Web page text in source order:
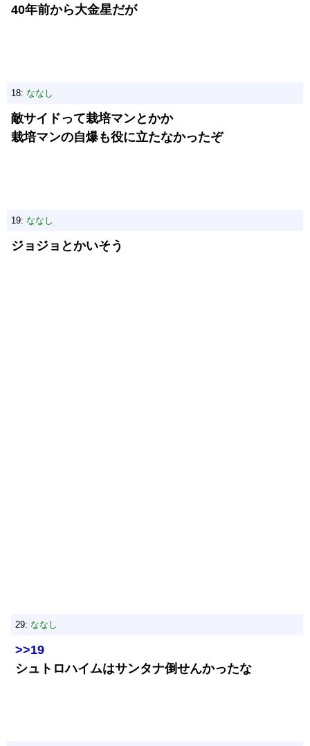
40年前から大金星だが
18: ななし
敵サイドって栽培マンとかか
栽培マンの自爆も役に立たなかったぞ
19: ななし
ジョジョとかいそう
29: ななし
>>19
シュトロハイムはサンタナ倒せんかったな